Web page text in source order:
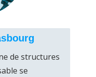
de structures
se